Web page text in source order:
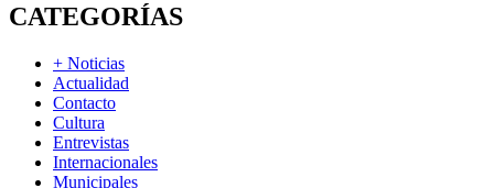
CATEGORÍAS
+ Noticias
Actualidad
Contacto
Cultura
Entrevistas
Internacionales
Municipales